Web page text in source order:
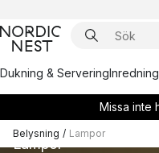
Dukning & ServeringInredning
Missa inte
Belysning / Lampor
Lampor